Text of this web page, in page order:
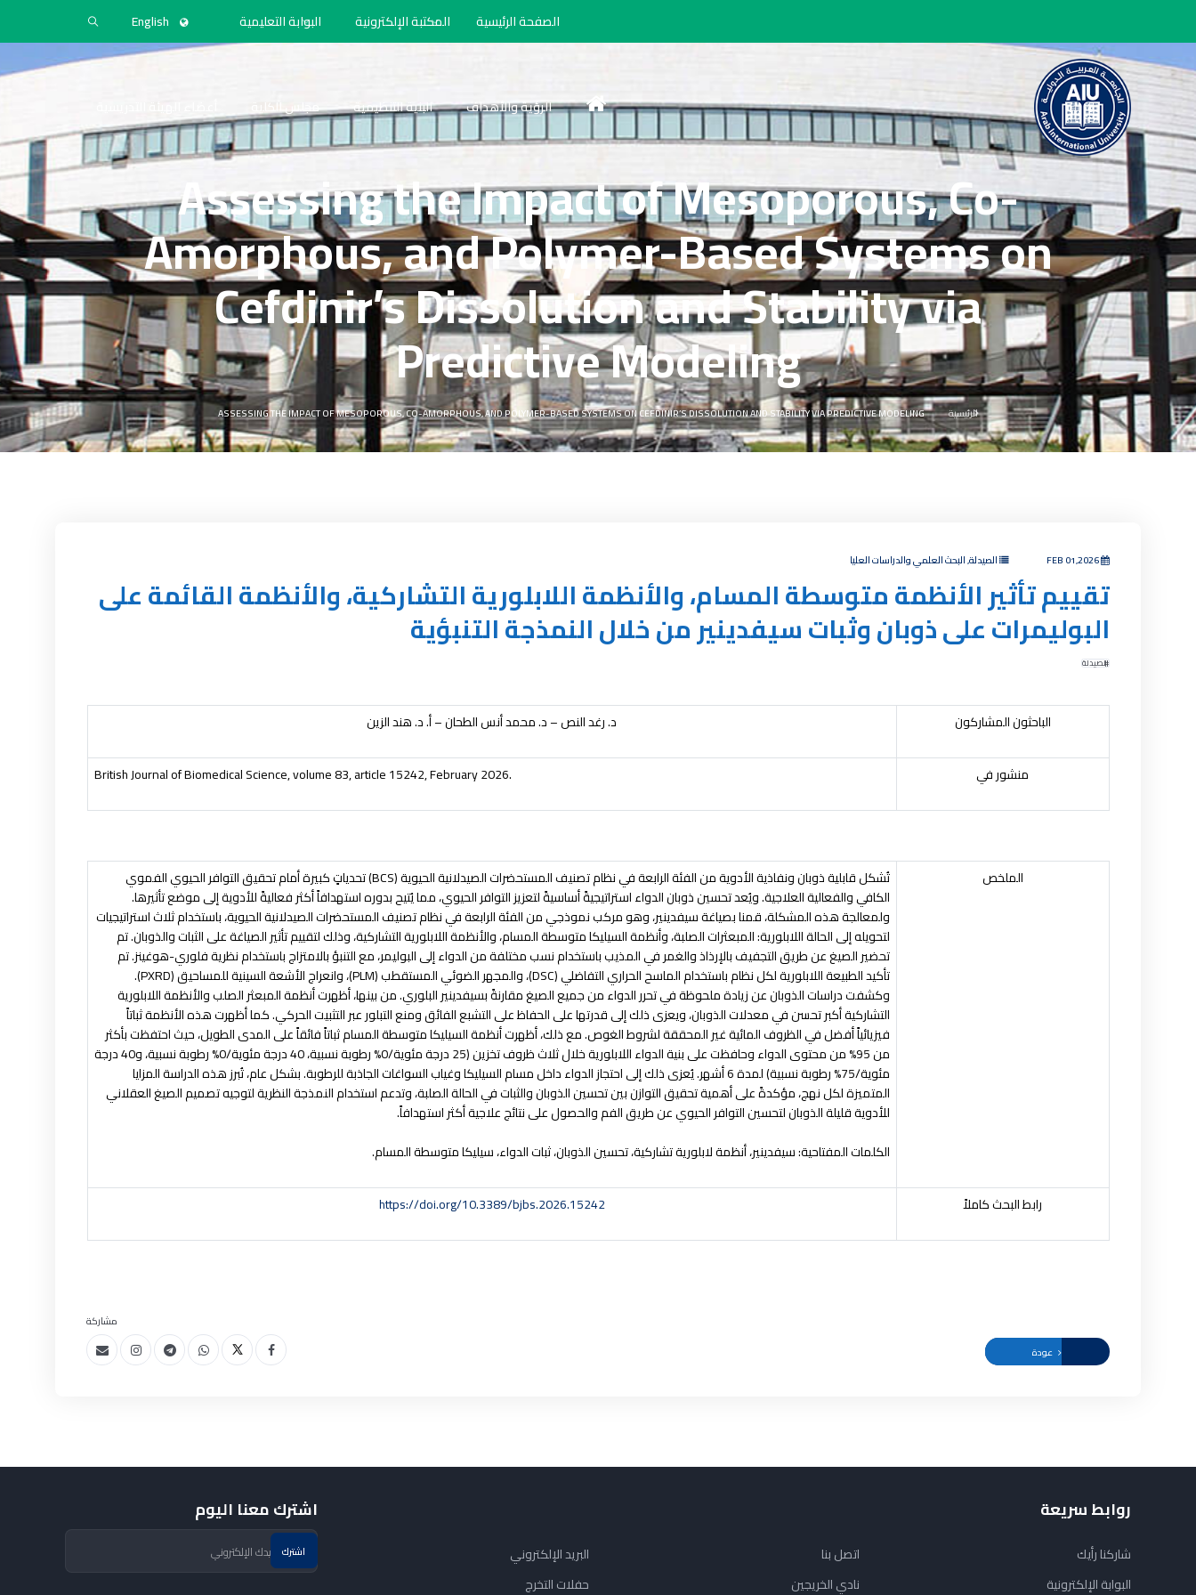
الصفحة الرئيسية المكتبة الإلكترونية البوابة التعليمية English
الرؤية والأهداف البنية التنظيمية مجلس الكلية
Assessing the Impact of Mesoporous, Co-
Amorphous, and Polymer-Based Systems on
Cefdinir’s Dissolution and Stability via
Predictive Modeling
الرئيسية ASSESSING THE IMPACT OF MESOPOROUS, CO-AMORPHOUS, AND POLYMER-BASED SYSTEMS ON CEFDINIR’S DISSOLUTION AND STABILITY VIA PREDICTIVE MODELING
FEB 01,2026 الصيدلة, البحث العلمي والدراسات العليا
تقييم تأثير الأنظمة متوسطة المسام، والأنظمة اللابلورية التشاركية، والأنظمة القائمة على
البوليمرات على ذوبان وثبات سيفدينير من خلال النمذجة التنبؤية
الصيدلة
الباحثون المشاركون د. رغد النص – د. محمد أنس الطحان – أ. د. هند الزين
منشور في British Journal of Biomedical Science, volume 83, article 15242, February 2026.
الملخص تُشكل قابلية ذوبان ونفاذية الأدوية من الفئة الرابعة في نظام تصنيف المستحضرات الصيدلانية الحيوية (BCS) تحدياتٍ كبيرة أمام تحقيق التوافر الحيوي الفموي
الكافي والفعالية العلاجية. ويُعد تحسين ذوبان الدواء استراتيجيةً أساسيةً لتعزيز التوافر الحيوي، مما يُتيح بدوره استهدافاً أكثر فعاليةً للأدوية إلى موضع تأثيرها.
ولمعالجة هذه المشكلة، قمنا بصياغة سيفدينير، وهو مركب نموذجي من الفئة الرابعة في نظام تصنيف المستحضرات الصيدلانية الحيوية، باستخدام ثلاث استراتيجيات
لتحويله إلى الحالة اللابلورية: المبعثرات الصلبة، وأنظمة السيليكا متوسطة المسام، والأنظمة اللابلورية التشاركية، وذلك لتقييم تأثير الصياغة على الثبات والذوبان. تم
تحضير الصيغ عن طريق التجفيف بالإرذاذ والغمر في المذيب باستخدام نسب مختلفة من الدواء إلى البوليمر، مع التنبؤ بالامتزاج باستخدام نظرية فلوري-هوغينز. تم
تأكيد الطبيعة اللابلورية لكل نظام باستخدام الماسح الحراري التفاضلي (DSC)، والمجهر الضوئي المستقطب (PLM)، وانعراج الأشعة السينية للمساحيق (PXRD
).
وكشفت دراسات الذوبان عن زيادة ملحوظة في تحرر الدواء من جميع الصيغ مقارنةً بسيفدينير البلوري. من بينها، أظهرت أنظمة المبعثر الصلب والأنظمة اللابلورية
التشاركية أكبر تحسن في معدلات الذوبان، ويعزى ذلك إلى قدرتها على الحفاظ على التشبع الفائق ومنع التبلور عبر التثبيت الحركي. كما أظهرت هذه الأنظمة ثباتاً
فيزيائياً أفضل في الظروف المائية غير المحققة لشروط الغوص. مع ذلك، أظهرت أنظمة السيليكا متوسطة المسام ثباتاً فائقاً على المدى الطويل، حيث احتفظت بأكثر
من 95% من محتوى الدواء وحافظت على بنية الدواء اللابلورية خلال ثلاث ظروف تخزين (25 درجة مئوية/0% رطوبة نسبية، 40 درجة مئوية/0% رطوبة نسبية، و40 درجة
مئوية/75% رطوبة نسبية) لمدة 6 أشهر. يُعزى ذلك إلى احتجاز الدواء داخل مسام السيليكا وغياب السواغات الجاذبة للرطوبة. بشكل عام، تُبرز هذه الدراسة المزايا
المتميزة لكل نهج، مؤكدةً على أهمية تحقيق التوازن بين تحسين الذوبان والثبات في الحالة الصلبة، وتدعم استخدام النمذجة النظرية لتوجيه تصميم الصيغ العقلاني
للأدوية قليلة الذوبان لتحسين التوافر الحيوي عن طريق الفم والحصول على نتائج علاجية أكثر استهدافاً.
الكلمات المفتاحية:سيفدينير، أنظمة لابلورية تشاركية، تحسين الذوبان، ثبات الدواء، سيليكا متوسطة المسام.
رابط البحث كاملاً https://doi.org/10.3389/bjbs.2026.15242
عودة
مشاركة
روابط سريعة
شاركنا رأيك
البوابة الإلكترونية
اتصل بنا
نادي الخريجين
البريد الإلكتروني
حفلات التخرج
اشترك معنا اليوم